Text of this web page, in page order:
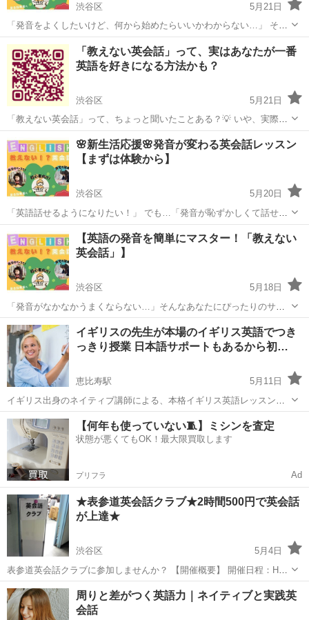
渋谷区
5月21日
「発音をよくしたいけど、何から始めたらいいかわからない…」 そん
な方におすすめなのが 教えない英会話 です！ 🌟 特徴 🌟 ✅ TED・映
画のフレーズをマネするだけでネイティブ発音に！ ✅ 録音→フィード
バックで...
東京 渋谷区 英会話 ネイティブ
「教えない英会話」って、実はあなたが一番
英語を好きになる方法かも？
渋谷区
5月21日
「教えない英会話」って、ちょっと聞いたことある？💡 いや、実際に
教えてるじゃん！って思ったあなた… 実は教えないんです。 なんだっ
て！？と驚くかもしれませんが、英会話の本当の秘密は、「マネし
て、話す」ことなんですよ😄 ...
東京 渋谷区 英会話 マネ
🌸新生活応援🌸発音が変わる英会話レッスン
【まずは体験から】
渋谷区
5月20日
「英語話せるようになりたい！」 でも…「発音が恥ずかしくて話せな
い💦」 そんなあなたへ✨ 『教えない英会話』 なら、 ✅ ひたすらマネ
るだけ！ ✅ ネイティブみたいな発音が自然に身につく！ ✅ 英会話ス
クールの...
英会話 英会話レッスン
【英語の発音を簡単にマスター！「教えない
英会話」】
渋谷区
5月18日
「発音がなかなかうまくならない…」そんなあなたにぴったりのサー
ビスです！ 🔑ポイント🔑 1対1でオーダーメイド学習 TED Talks、映画
で楽しく学習 発音・イントネーションに特化 フィードバ...
東京 渋谷区 英会話 オンライン
イギリスの先生が本場のイギリス英語でつき
っきり授業 日本語サポートもあるから初…
恵比寿駅
5月11日
イギリス出身のネイティブ講師による、本格イギリス英語レッスンで
す。 発音・イントネーション・自然な表現まで、 実際に使われている
リアルなイギリス英語を学ぶことができます。 「全部英語だと不
安…」という方でも安心...
東京 渋谷区 恵比寿駅 英会話 イギリス英語
【何年も使っていない🧵】ミシンを査定
状態が悪くてもOK！最大限買取します
プリフラ Ad
★表参道英会話クラブ★2時間500円で英会話
が上達★
渋谷区
5月4日
表参道英会話クラブに参加しませんか？ 【開催概要】 開催日程：HP
でご確認ください。 場所：ウィメンズプラザ 値段：500円 英会話クラ
ブは、英会話が学べる英会話サークルです。 ビジネスマンやＯＬ、学
生、...
東京 渋谷区 英会話 クラブ
周りと差がつく英語力｜ネイティブと実践英
会話